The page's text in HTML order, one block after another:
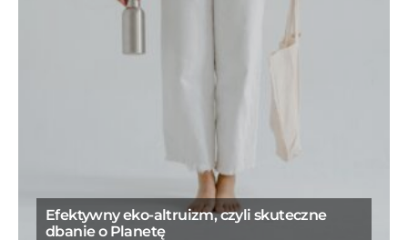
Efektywny eko-altruizm, czyli skuteczne
dbanie o Planetę